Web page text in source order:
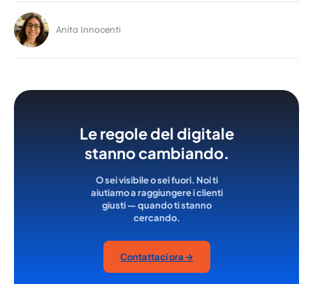
Anita Innocenti
Le regole del digitale
stanno cambiando.
O sei visibile o sei fuori. Noi ti
aiutiamo a raggiungere i clienti
giusti — quando ti stanno
cercando.
Contattaci ora →